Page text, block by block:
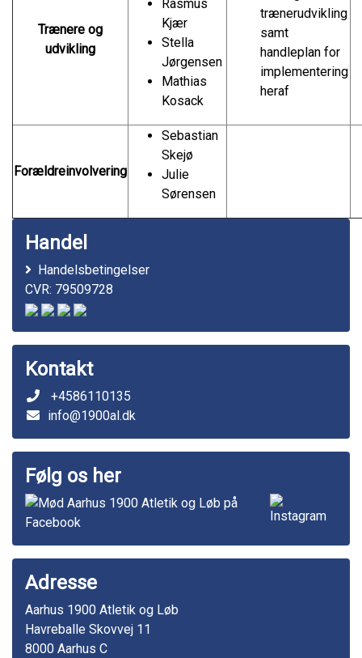
Trænere og
udvikling
Rasmus
Kjær
Stella
Jørgensen
Mathias
Kosack
trænerudvikling
samt
handleplan for
implementering
heraf
Forældreinvolvering
Sebastian
Skejø
Julie
Sørensen
Handel
Handelsbetingelser
CVR: 79509728
Kontakt
+4586110135
info@1900al.dk
Følg os her
Adresse
Aarhus 1900 Atletik og Løb
Havreballe Skovvej 11
8000 Aarhus C